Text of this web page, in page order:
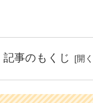
記事のもくじ